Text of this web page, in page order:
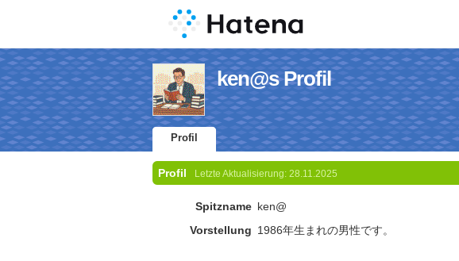
ken@s Profil
Profil
Profil Letzte Aktualisierung: 28.11.2025
Spitzname ken@
Vorstellung 1986年生まれの男性です。